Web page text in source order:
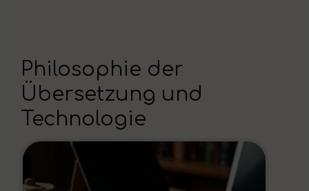
Philosophie der
Übersetzung und
Technologie